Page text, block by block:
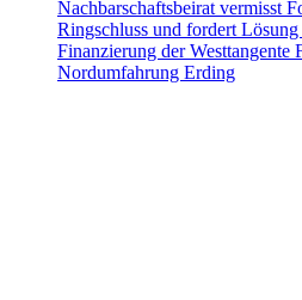
Nachbarschaftsbeirat vermisst
Ringschluss und fordert
Finanzierung der Westtangente
Nordumfahrung Erding